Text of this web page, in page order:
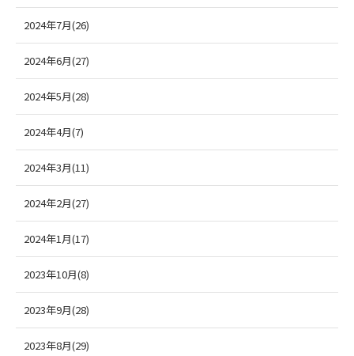
2024年7月(26)
2024年6月(27)
2024年5月(28)
2024年4月(7)
2024年3月(11)
2024年2月(27)
2024年1月(17)
2023年10月(8)
2023年9月(28)
2023年8月(29)